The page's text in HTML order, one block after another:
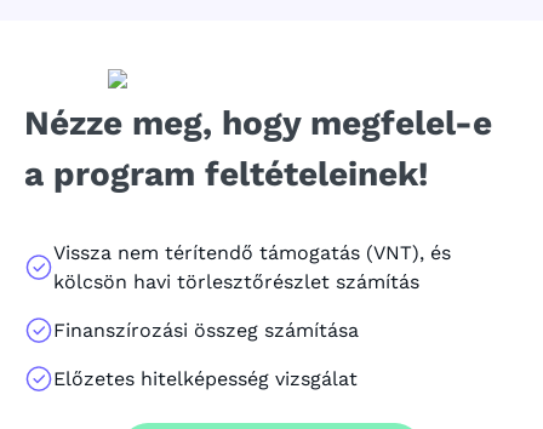
Nézze meg, hogy megfelel-e
a program feltételeinek!
Vissza nem térítendő támogatás (VNT), és
kölcsön havi törlesztőrészlet számítás
Finanszírozási összeg számítása
Előzetes hitelképesség vizsgálat